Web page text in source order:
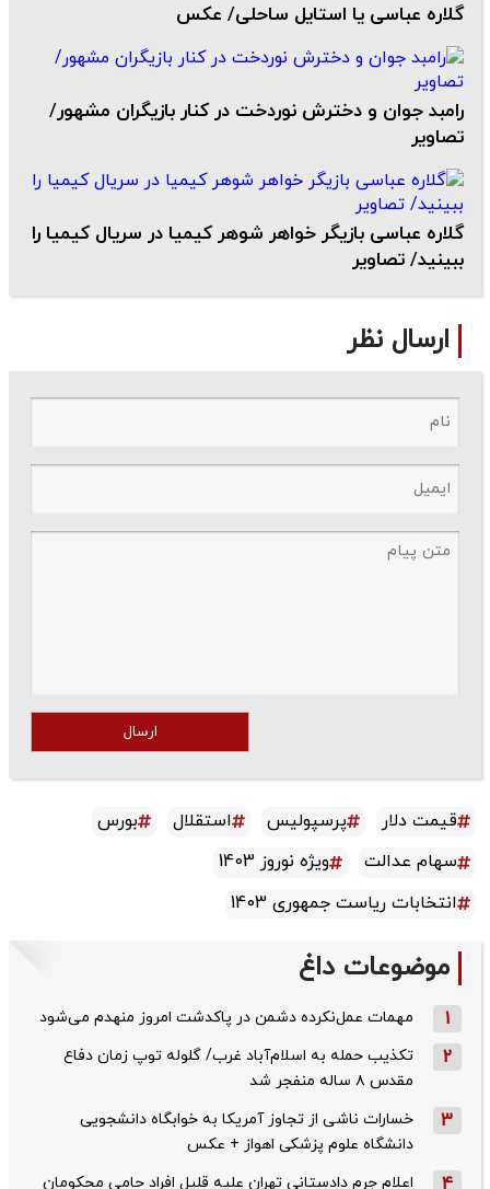
گلاره عباسی یا استایل ساحلی/ عکس
رامبد جوان و دخترش نوردخت در کنار بازیگران مشهور/
تصاویر
گلاره عباسی بازیگر خواهر شوهر کیمیا در سریال کیمیا را
ببینید/ تصاویر
ارسال نظر
ارسال
قیمت دلار پرسپولیس استقلال
بورس
سهام عدالت
ویژه نوروز 1403
انتخابات ریاست جمهوری 1403
موضوعات داغ
1 مهمات عمل‌نکرده دشمن در پاکدشت امروز منهدم می‌شود
2
تکذیب حمله به اسلام‌آباد غرب/ گلوله توپ زمان دفاع
مقدس ۸ ساله منفجر شد
3
خسارات ناشی از تجاوز آمریکا به خوابگاه دانشجویی
دانشگاه علوم پزشکی اهواز + عکس
اعلام جرم دادستانی تهران علیه قلیل افراد حامی محکومان